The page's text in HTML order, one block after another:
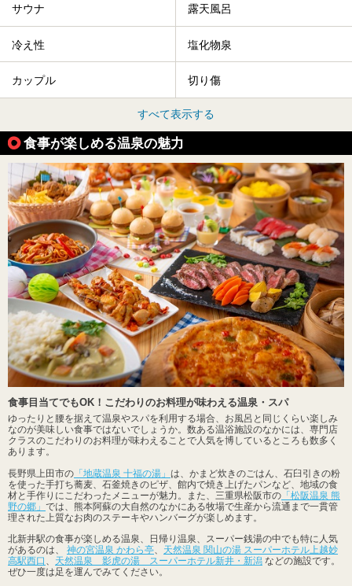
サウナ 露天風呂
冷え性 塩化物泉
カップル 切り傷
すべて表示する
食事が楽しめる温泉の魅力
食事目当てでもOK！こだわりのお料理が味わえる温泉・スパ
ゆったりと腰を据えて温泉やスパを利用する場合、お風呂と同じくらい楽しみ
なのが美味しい食事ではないでしょうか。数ある温浴施設のなかには、専門店
クラスのこだわりのお料理が味わえることで人気を博しているところも数多く
あります。
長野県上田市の 「地蔵温泉 十福の湯」 は、かまど炊きのごはん、石臼引きの粉
を使った手打ち蕎麦、石釜焼きのピザ、館内で焼き上げたパンなど、地域の食
材と手作りにこだわったメニューが魅力。また、三重県松阪市の 「松阪温泉 熊
野の郷」 では、熊本阿蘇の大自然のなかにある牧場で生産から流通まで一貫管
理された上質なお肉のステーキやハンバーグが楽しめます。
北新井駅の食事が楽しめる温泉、日帰り温泉、スーパー銭湯の中でも特に人気
があるのは、 神の宮温泉 かわら亭
天然温泉 関山の湯 スーパーホテル上越妙
高駅西口
天然温泉 影虎の湯 スーパーホテル新井・新潟 などの施設です。
ぜひ一度は足を運んでみてください。